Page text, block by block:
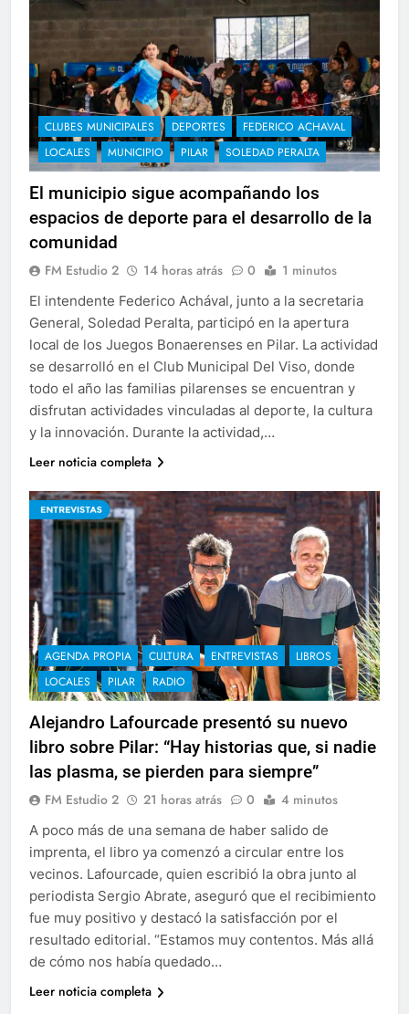
CLUBES MUNICIPALES DEPORTES
FEDERICO ACHAVAL
LOCALES
MUNICIPIO PILAR SOLEDAD PERALTA
El municipio sigue acompañando los
espacios de deporte para el desarrollo de la
comunidad
FM Estudio 2 14 horas atrás 0 1 minutos
El intendente Federico Achával, junto a la secretaria
General, Soledad Peralta, participó en la apertura
local de los Juegos Bonaerenses en Pilar. La actividad
se desarrolló en el Club Municipal Del Viso, donde
todo el año las familias pilarenses se encuentran y
disfrutan actividades vinculadas al deporte, la cultura
y la innovación. Durante la actividad,…
Leer noticia completa
AGENDA PROPIA CULTURA ENTREVISTAS
LIBROS
LOCALES
PILAR RADIO
Alejandro Lafourcade presentó su nuevo
libro sobre Pilar: “Hay historias que, si nadie
las plasma, se pierden para siempre”
FM Estudio 2 21 horas atrás 0 4 minutos
A poco más de una semana de haber salido de
imprenta, el libro ya comenzó a circular entre los
vecinos. Lafourcade, quien escribió la obra junto al
periodista Sergio Abrate, aseguró que el recibimiento
fue muy positivo y destacó la satisfacción por el
resultado editorial. “Estamos muy contentos. Más allá
de cómo nos había quedado…
Leer noticia completa